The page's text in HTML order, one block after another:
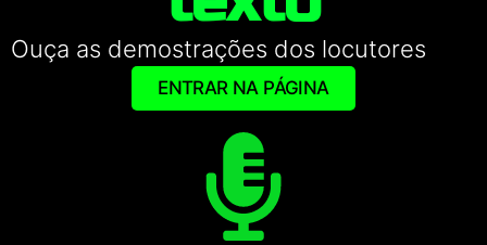
Ouça as demostrações dos locutores
ENTRAR NA PÁGINA